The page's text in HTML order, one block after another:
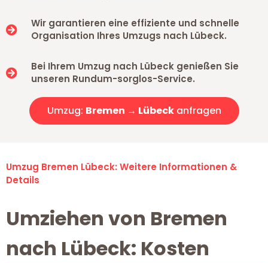
Wir garantieren eine effiziente und schnelle
Organisation Ihres Umzugs nach Lübeck.
Bei Ihrem Umzug nach Lübeck genießen Sie
unseren Rundum-sorglos-Service.
Umzug: Bremen → Lübeckanfragen
Umzug Bremen Lübeck: Weitere Informationen &
Details
Umziehen von Bremen
nach Lübeck: Kosten